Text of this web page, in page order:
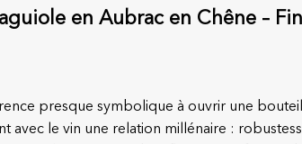
en Aubrac en Chêne –
presque symbolique à ouvrir une
avec le vin une relation millénaire :